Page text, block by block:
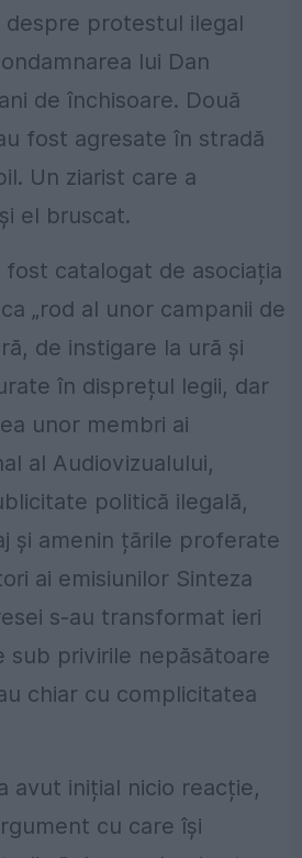
protestul ilegal
lui Dan
de închisoare. Două
fost agresate în stradă
Un ziarist care a
el bruscat.
catalogat de asociația
„rod al unor campanii de
de instigare la ură și
în disprețul legii, dar
unor membri ai
al Audiovizualului,
politică ilegală,
și amenin țările proferate
ai emisiunilor Sinteza
s-au transformat ieri
sub privirile nepăsătoare
chiar cu complicitatea
avut inițial nicio reacție,
cu care își